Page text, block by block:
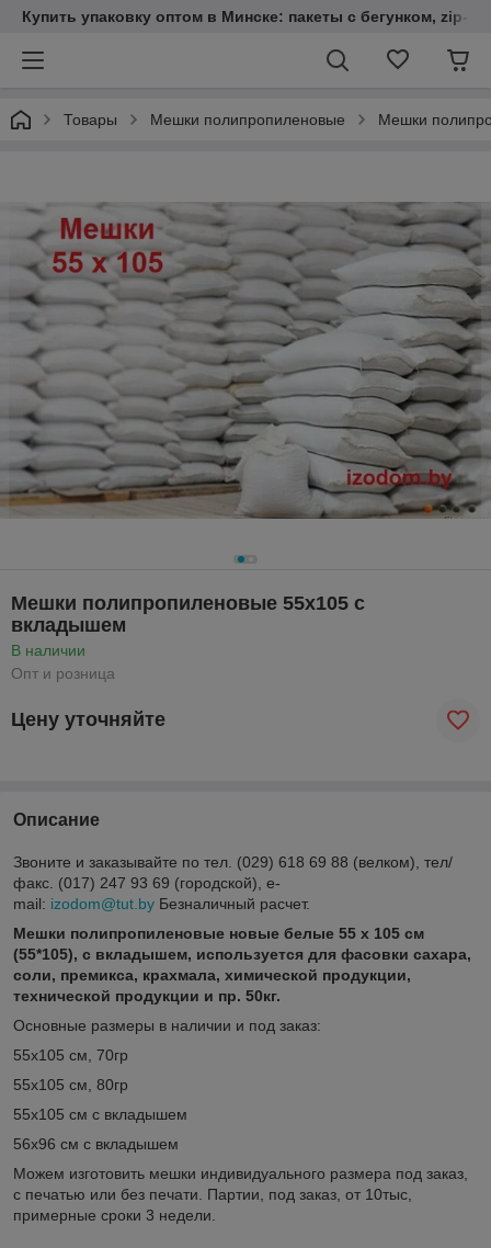
Купить упаковку оптом в Минске: пакеты с бегунком, zip-
Товары Мешки полипропиленовые Мешки
Мешки полипропиленовые 55х105 с
вкладышем
В наличии
Опт и розница
Цену уточняйте
Описание
Звоните и заказывайте по тел. (029) 618 69 88 (велком), тел/
факс. (017) 247 93 69 (городской), e-
mail: izodom@tut.by Безналичный расчет.
Мешки полипропиленовые новые белые 55 х 105 см
(55*105), с вкладышем, используется для фасовки сахара,
соли, премикса, крахмала, химической продукции,
технической продукции и пр. 50кг.
Основные размеры в наличии и под заказ:
55х105 см, 70гр
55х105 см, 80гр
55х105 см с вкладышем
56х96 см с вкладышем
Можем изготовить мешки индивидуального размера под заказ,
с печатью или без печати. Партии, под заказ, от 10тыс,
примерные сроки 3 недели.